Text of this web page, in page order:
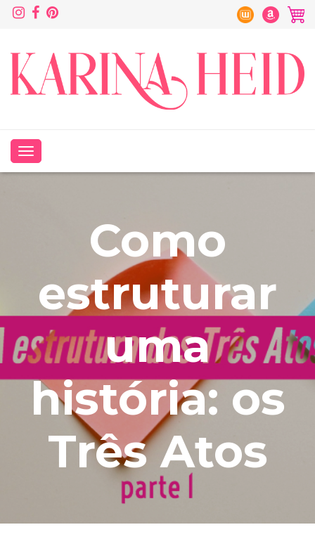
Como
estruturar
uma
história: os
Três Atos